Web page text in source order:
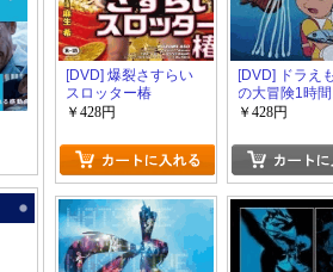
[DVD] 爆裂さすらい
スロッター椿
￥428円
[DVD] ドラえ
の大冒険1時
ャル 「さよな
の大航海/ダイ
ドリンク」
￥428円